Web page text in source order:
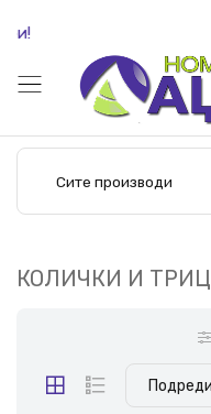
Сите производи
КОЛИЧКИ И